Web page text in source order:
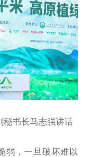
秘书长马志强讲话
弱，一旦破坏难以